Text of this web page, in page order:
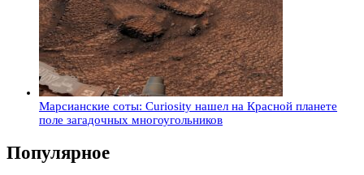
Марсианские соты: Curiosity нашел на Красной планете
поле загадочных многоугольников
Популярное